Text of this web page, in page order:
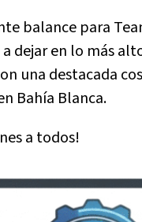
balance para
dejar en lo más
una destacada
Bahía Blanca.
a todos!